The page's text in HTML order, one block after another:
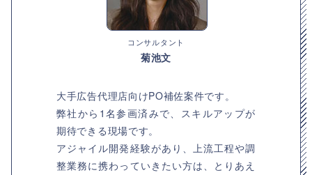
コンサルタント
菊池文
大手広告代理店向けPO補佐案件です。
弊社から1名参画済みで、スキルアップが
期待できる現場です。
アジャイル開発経験があり、上流工程や調
整業務に携わっていきたい方は、とりあえ